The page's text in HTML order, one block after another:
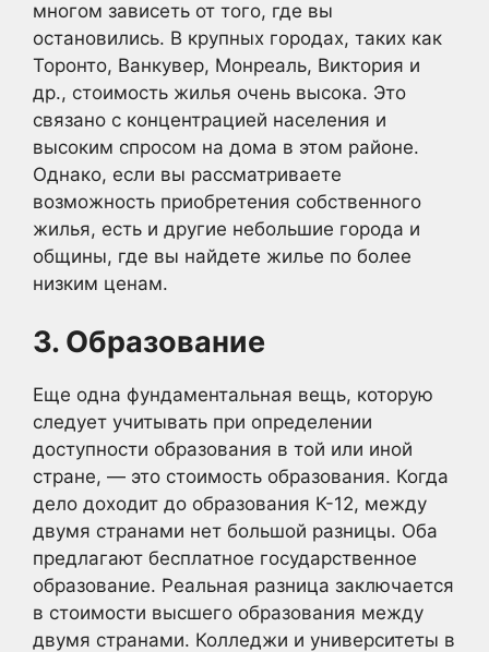
многом зависеть от того, где вы
остановились. В крупных городах, таких как
Торонто, Ванкувер, Монреаль, Виктория и
др., стоимость жилья очень высока. Это
связано с концентрацией населения и
высоким спросом на дома в этом районе.
Однако, если вы рассматриваете
возможность приобретения собственного
жилья, есть и другие небольшие города и
общины, где вы найдете жилье по более
низким ценам.
3. Образование
Еще одна фундаментальная вещь, которую
следует учитывать при определении
доступности образования в той или иной
стране, — это стоимость образования. Когда
дело доходит до образования K-12, между
двумя странами нет большой разницы. Оба
предлагают бесплатное государственное
образование. Реальная разница заключается
в стоимости высшего образования между
двумя странами. Колледжи и университеты в